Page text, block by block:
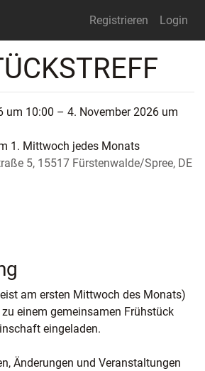
Registrieren Login
um 10:00 – 4. November 2026 um
1. Mittwoch jedes Monats
5, 15517 Fürstenwalde/Spree, DE
am ersten Mittwoch des Monats)
zu einem gemeinsamen Frühstück
eingeladen.
Änderungen und Veranstaltungen